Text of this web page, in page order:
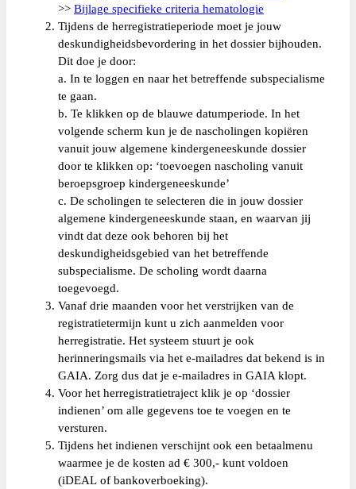
>> Bijlage specifieke criteria hematologie
Tijdens de herregistratieperiode moet je jouw
deskundigheidsbevordering in het dossier bijhouden.
Dit doe je door:
a. In te loggen en naar het betreffende subspecialisme
te gaan.
b. Te klikken op de blauwe datumperiode. In het
volgende scherm kun je de nascholingen kopiëren
vanuit jouw algemene kindergeneeskunde dossier
door te klikken op: ‘toevoegen nascholing vanuit
beroepsgroep kindergeneeskunde’
c. De scholingen te selecteren die in jouw dossier
algemene kindergeneeskunde staan, en waarvan jij
vindt dat deze ook behoren bij het
deskundigheidsgebied van het betreffende
subspecialisme. De scholing wordt daarna
toegevoegd.
Vanaf drie maanden voor het verstrijken van de
registratietermijn kunt u zich aanmelden voor
herregistratie. Het systeem stuurt je ook
herinneringsmails via het e-mailadres dat bekend is in
GAIA. Zorg dus dat je e-mailadres in GAIA klopt.
Voor het herregistratietraject klik je op ‘dossier
indienen’ om alle gegevens toe te voegen en te
versturen.
Tijdens het indienen verschijnt ook een betaalmenu
waarmee je de kosten ad € 300,- kunt voldoen
(iDEAL of bankoverboeking).